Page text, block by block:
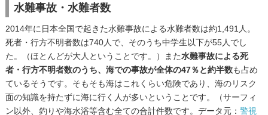
水難事故・水難者数
2014年に日本全国で起きた水難事故による水難者数は約1,491人。
死者・行方不明者数は740人で、そのうち中学生以下が55人でし
た。（ほとんどが大人ということです。）また水難事故による死
者・行方不明者数のうち、海での事故が全体の47％と約半数も占め
ているそうです。そもそも海はこれくらい危険であり、海のリスク
面の知識を持たずに海に行く人が多いということです。（サーフィ
ン以外、釣りや海水浴等含む全ての合計件数です。データ元： 警視